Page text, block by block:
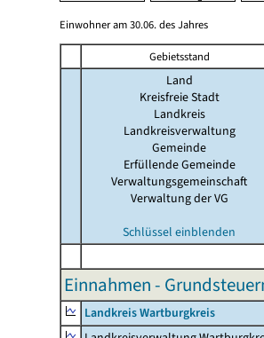
Einwohner am 30.06. des Jahres
Gebietsstand
Land
Kreisfreie Stadt
Landkreis
Landkreisverwaltung
Gemeinde
Erfüllende Gemeinde
Verwaltungsgemeinschaft
Verwaltung der VG
Schlüssel einblenden
Einnahmen -
Landkreis Wartburgkreis